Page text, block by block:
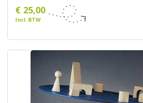
€ 25,00
Incl. BTW